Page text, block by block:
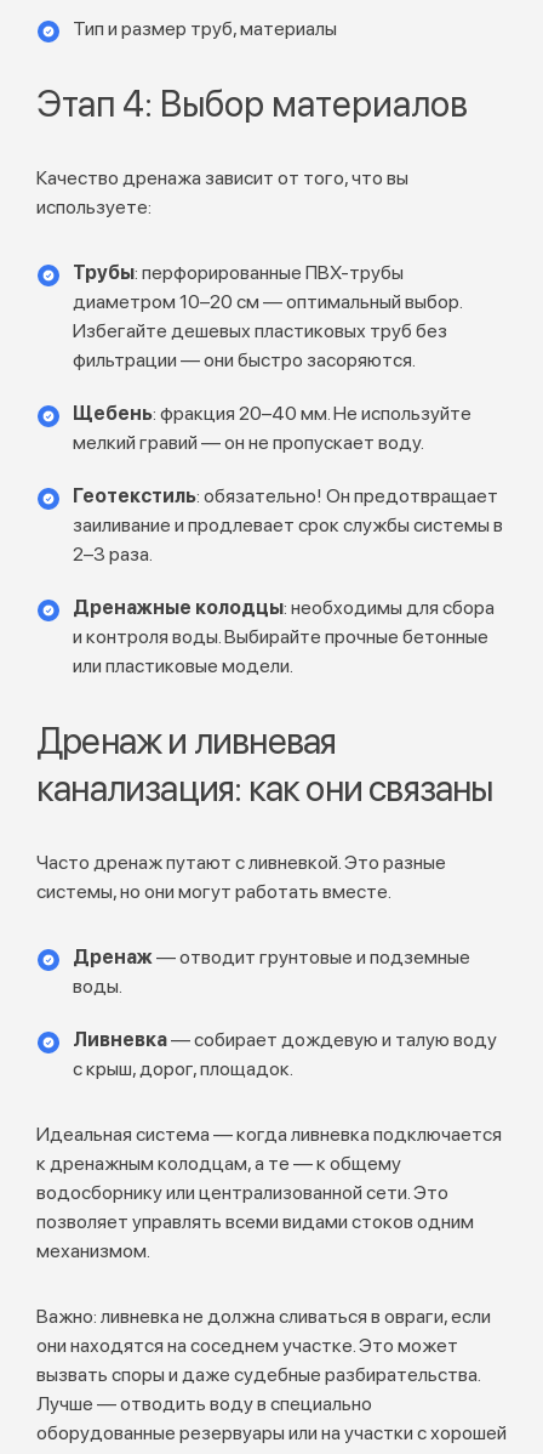
Тип и размер труб, материалы
Этап 4: Выбор материалов
Качество дренажа зависит от того, что вы
используете:
Трубы: перфорированные ПВХ-трубы
диаметром 10–20 см — оптимальный выбор.
Избегайте дешевых пластиковых труб без
фильтрации — они быстро засоряются.
Щебень: фракция 20–40 мм. Не используйте
мелкий гравий — он не пропускает воду.
Геотекстиль: обязательно! Он предотвращает
заиливание и продлевает срок службы системы в
2–3 раза.
Дренажные колодцы: необходимы для сбора
и контроля воды. Выбирайте прочные бетонные
или пластиковые модели.
Дренаж и ливневая
канализация: как они связаны
Часто дренаж путают с ливневкой. Это разные
системы, но они могут работать вместе.
Дренаж— отводит грунтовые и подземные
воды.
Ливневка— собирает дождевую и талую воду
с крыш, дорог, площадок.
Идеальная система — когда ливневка подключается
к дренажным колодцам, а те — к общему
водосборнику или централизованной сети. Это
позволяет управлять всеми видами стоков одним
механизмом.
Важно: ливневка не должна сливаться в овраги, если
они находятся на соседнем участке. Это может
вызвать споры и даже судебные разбирательства.
Лучше — отводить воду в специально
оборудованные резервуары или на участки с хорошей